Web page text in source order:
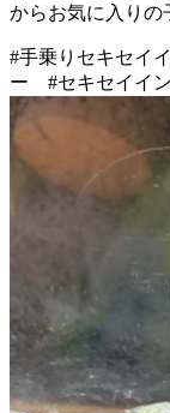
からお気に入りの
#手乗りセキセイ
ー #セキセイイ